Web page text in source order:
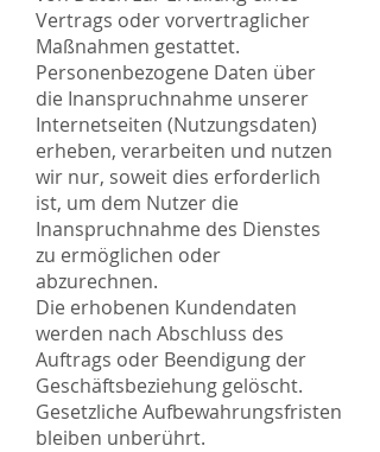
Vertrags oder vorvertraglicher
Maßnahmen gestattet.
Personenbezogene Daten über
die Inanspruchnahme unserer
Internetseiten (Nutzungsdaten)
erheben, verarbeiten und nutzen
wir nur, soweit dies erforderlich
ist, um dem Nutzer die
Inanspruchnahme des Dienstes
zu ermöglichen oder
abzurechnen.
Die erhobenen Kundendaten
werden nach Abschluss des
Auftrags oder Beendigung der
Geschäftsbeziehung gelöscht.
Gesetzliche Aufbewahrungsfristen
bleiben unberührt.